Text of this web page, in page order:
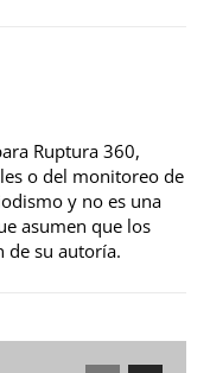
Ruptura 360,
o del monitoreo de
y no es una
asumen que los
de su autoría.